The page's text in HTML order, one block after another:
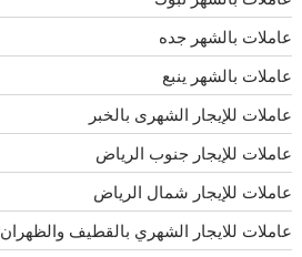
عاملات بالشهر جده
عاملات بالشهر ينبع
عاملات للإيجار الشهرى بالخبر
عاملات للإيجار جنوب الرياض
عاملات للإيجار شمال الرياض
عاملات للايجار الشهري بالقطيف والظهران